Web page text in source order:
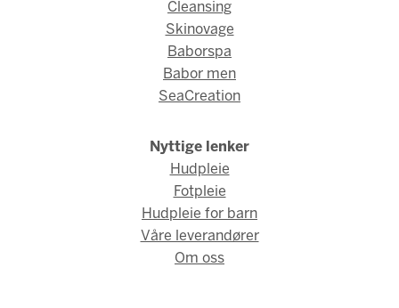
Cleansing
Skinovage
Baborspa
Babor men
SeaCreation
Nyttige lenker
Hudpleie
Fotpleie
Hudpleie for barn
Våre leverandører
Om oss